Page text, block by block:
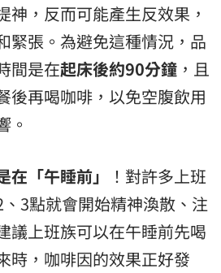
神，反而可能產生反效果，
緊張。為避免這種情況，品
間是在起床後約90分鐘 ，且
後再喝咖啡，以免空腹飲用
。
「午睡前」
！對許多上班
3點就會開始精神渙散、注
議上班族可以在午睡前先喝
時，咖啡因的效果正好發